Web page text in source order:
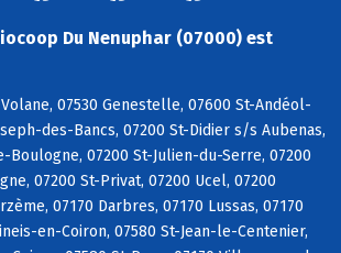
Du Nenuphar (07000) est
07530 Genestelle, 07600 St-Andéol-
des-Bancs, 07200 St-Didier s/s Aubenas,
Boulogne, 07200 St-Julien-du-Serre, 07200
07200 St-Privat, 07200 Ucel, 07200
07170 Darbres, 07170 Lussas, 07170
en-Coiron, 07580 St-Jean-le-Centenier,